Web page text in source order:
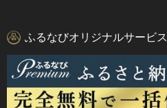
ふるなびオリジナルサービス